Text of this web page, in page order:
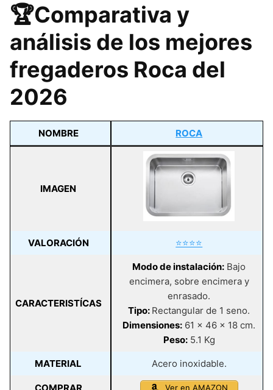
🏆Comparativa y
análisis de los mejores
fregaderos Roca del
2026
NOMBRE ROCA
IMAGEN
VALORACIÓN ⭐⭐⭐⭐
CARACTERISTÍCAS
Modo de instalación: Bajo
encimera, sobre encimera y
enrasado.
Tipo: Rectangular de 1 seno.
Dimensiones: 61 x 46 x 18 cm.
Peso:5.1 Kg
MATERIAL Acero inoxidable.
Ver en AMAZON